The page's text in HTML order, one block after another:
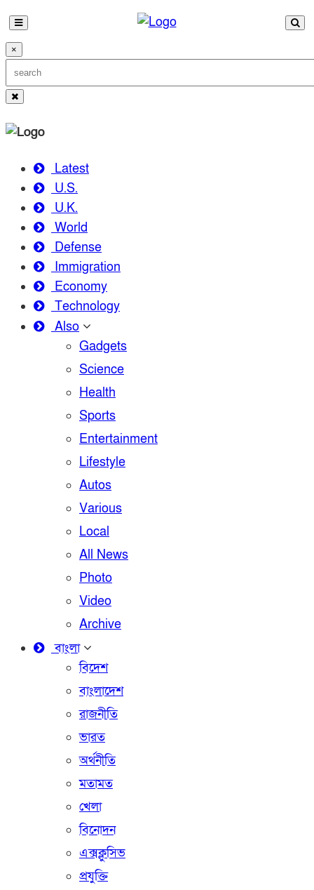
×
Latest
U.S.
U.K.
World
Defense
Immigration
Economy
Technology
Also
Gadgets
Science
Health
Sports
Entertainment
Lifestyle
Autos
Various
Local
All News
Photo
Video
Archive
বাংলা
বিদেশ
বাংলাদেশ
রাজনীতি
ভারত
অর্থনীতি
মতামত
খেলা
বিনোদন
এক্সক্লুসিভ
প্রযুক্তি